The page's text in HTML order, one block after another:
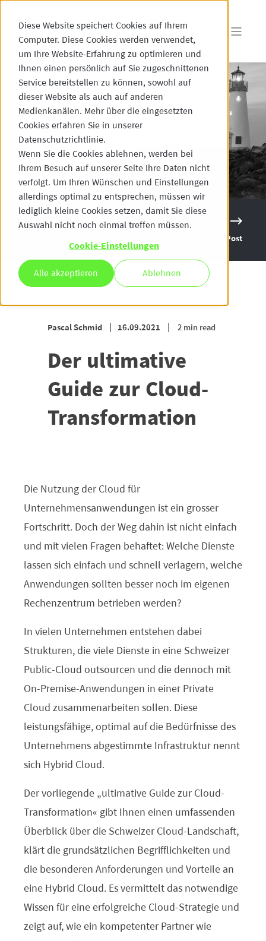
Diese Website speichert Cookies auf Ihrem
Computer. Diese Cookies werden verwendet,
um Ihre Website-Erfahrung zu optimieren und
Ihnen einen persönlich auf Sie zugeschnittenen
Service bereitstellen zu können, sowohl auf
dieser Website als auch auf anderen
Medienkanälen. Mehr über die eingesetzten
Cookies erfahren Sie in unserer
Datenschutzrichtlinie.
Wenn Sie die Cookies ablehnen, werden bei
Ihrem Besuch auf unserer Seite Ihre Daten nicht
verfolgt. Um Ihren Wünschen und Einstellungen
allerdings optimal zu entsprechen, müssen wir
lediglich kleine Cookies setzen, damit Sie diese
Auswahl nicht noch einmal treffen müssen.
Cookie-Einstellungen
Alle akzeptieren Ablehnen
Next Post
Pascal Schmid 16.09.2021 2 min read
Der ultimative
Guide zur Cloud-
Transformation
Die Nutzung der Cloud für
Unternehmensanwendungen ist ein grosser
Fortschritt. Doch der Weg dahin ist nicht einfach
und mit vielen Fragen behaftet: Welche Dienste
lassen sich einfach und schnell verlagern, welche
Anwendungen sollten besser noch im eigenen
Rechenzentrum betrieben werden?
In vielen Unternehmen entstehen dabei
Strukturen, die viele Dienste in eine Schweizer
Public-Cloud outsourcen und die dennoch mit
On-Premise-Anwendungen in einer Private
Cloud zusammenarbeiten sollen. Diese
leistungsfähige, optimal auf die Bedürfnisse des
Unternehmens abgestimmte Infrastruktur nennt
sich Hybrid Cloud.
Der vorliegende „ultimative Guide zur Cloud-
Transformation“ gibt Ihnen einen umfassenden
Überblick über die Schweizer Cloud-Landschaft,
klärt die grundsätzlichen Begrifflichkeiten und
die besonderen Anforderungen und Vorteile an
eine Hybrid Cloud. Es vermittelt das notwendige
Wissen für eine erfolgreiche Cloud-Strategie und
zeigt auf, wie ein kompetenter Partner wie